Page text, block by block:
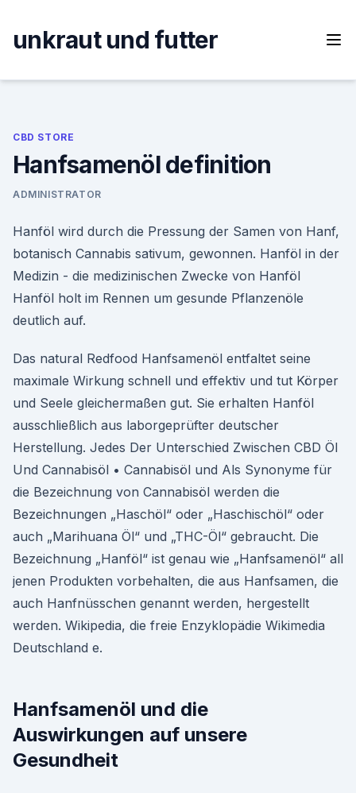
content
unkraut und futter
CBD STORE
Hanfsamenöl definition
ADMINISTRATOR
Hanföl wird durch die Pressung der Samen von Hanf,
botanisch Cannabis sativum, gewonnen. Hanföl in der
Medizin - die medizinischen Zwecke von Hanföl
Hanföl holt im Rennen um gesunde Pflanzenöle
deutlich auf.
Das natural Redfood Hanfsamenöl entfaltet seine
maximale Wirkung schnell und effektiv und tut Körper
und Seele gleichermaßen gut. Sie erhalten Hanföl
ausschließlich aus laborgeprüfter deutscher
Herstellung. Jedes Der Unterschied Zwischen CBD Öl
Und Cannabisöl • Cannabisöl und Als Synonyme für
die Bezeichnung von Cannabisöl werden die
Bezeichnungen „Haschöl“ oder „Haschischöl“ oder
auch „Marihuana Öl“ und „THC-Öl“ gebraucht. Die
Bezeichnung „Hanföl“ ist genau wie „Hanfsamenöl“ all
jenen Produkten vorbehalten, die aus Hanfsamen, die
auch Hanfnüsschen genannt werden, hergestellt
werden. Wikipedia, die freie Enzyklopädie Wikimedia
Deutschland e.
Hanfsamenöl und die
Auswirkungen auf unsere
Gesundheit